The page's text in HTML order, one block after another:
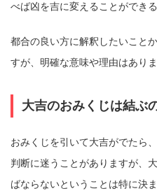
べば凶を吉に変えることができ
都合の良い方に解釈したいこと
すが、明確な意味や理由はありま
大吉のおみくじは結ぶ
おみくじを引いて大吉がでたら
判断に迷うことがありますが、
ばならないということは特に決